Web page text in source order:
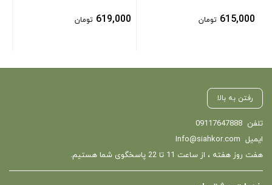
615,000 تومان 619,000 تومان
رفتن به بالا
تلفن 09117647888
ایمیل Info@siahkor.com
هفت روز هفته ، از ساعت 11 تا 22 پاسخگوی شما هستیم.